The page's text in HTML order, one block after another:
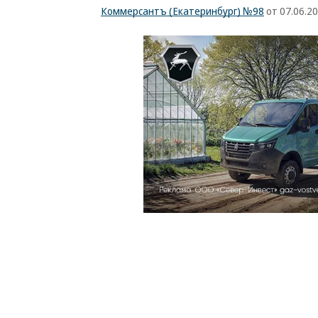
Коммерсантъ (Екатеринбург) №98 от